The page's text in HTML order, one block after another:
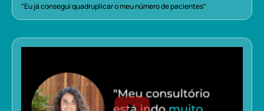
“Eu já consegui quadruplicar o meu número de pacientes”